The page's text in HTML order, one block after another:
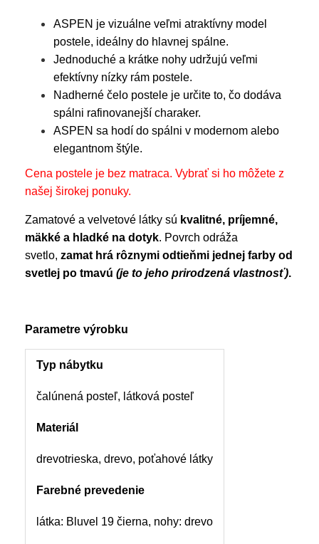
ASPEN je vizuálne veľmi atraktívny model
postele, ideálny do hlavnej spálne.
Jednoduché a krátke nohy udržujú veľmi
efektívny nízky rám postele.
Nadherné čelo postele je určite to, čo dodáva
spálni rafinovanejší charaker.
ASPEN sa hodí do spálni v modernom alebo
elegantnom štýle.
Cena postele je bez matraca. Vybrať si ho môžete z
našej širokej ponuky.
Zamatové a velvetové látky sú kvalitné, príjemné,
mäkké a hladké na dotyk. Povrch odráža
svetlo, zamat hrá rôznymi odtieňmi jednej farby od
svetlej po tmavú (je to jeho prirodzená vlastnosť).
Parametre výrobku
Typ nábytku
čalúnená posteľ, látková posteľ
Materiál
drevotrieska, drevo, poťahové látky
Farebné prevedenie
látka: Bluvel 19 čierna, nohy: drevo